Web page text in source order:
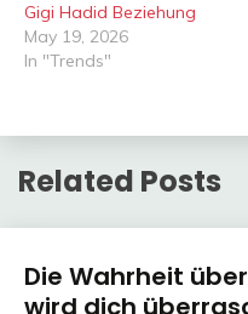
Gigi Hadid Beziehung
May 19, 2026
In "Trends"
Related Posts
Trends
Die Wahrheit
wird dich